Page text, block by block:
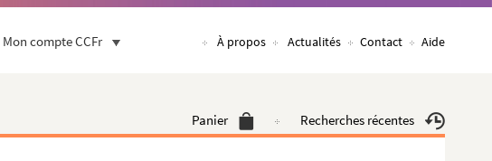
Mon compte CCFr À propos Actualités Contact Aide
Panier Recherches récentes